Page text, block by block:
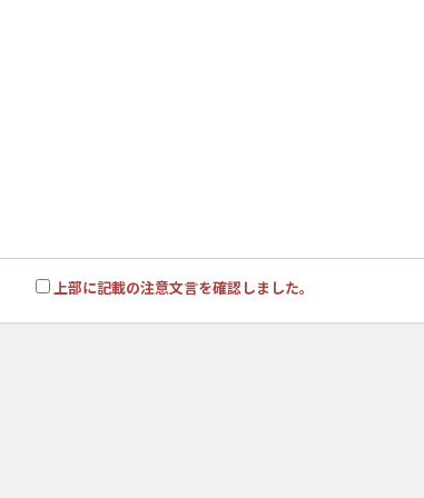
上部に記載の注意文言を確認しました。